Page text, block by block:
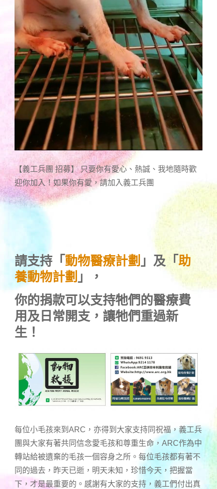
【義工兵團 招募】 只要你有愛心、熱誠、我地隨時歡
迎你加入！如果你有愛，請加入義工兵團
請支持「 動物醫療計劃 」及「 助
養動物計劃 」，
你的捐款可以支持牠們的醫療費
用及日常開支，讓牠們重過新
生！
每位小毛孩來到ARC，亦得到大家支持同祝福，義工兵
團與大家有著共同信念愛毛孩和尊重生命，ARC作為中
轉站給被遺棄的毛孩一個容身之所。每位毛孩都有著不
同的過去，昨天已逝，明天未知，珍惜今天，把握當
下，才是最重要的。感謝有大家的支持，義工們付出真